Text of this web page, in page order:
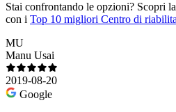
Stai confrontando le opzioni? Scopri
con i Top 10 migliori Centro di
MU
Manu Usai
2019-08-20
Google